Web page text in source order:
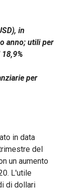
in
anno; utili per
per
in data
del
un aumento
L'utile
di dollari